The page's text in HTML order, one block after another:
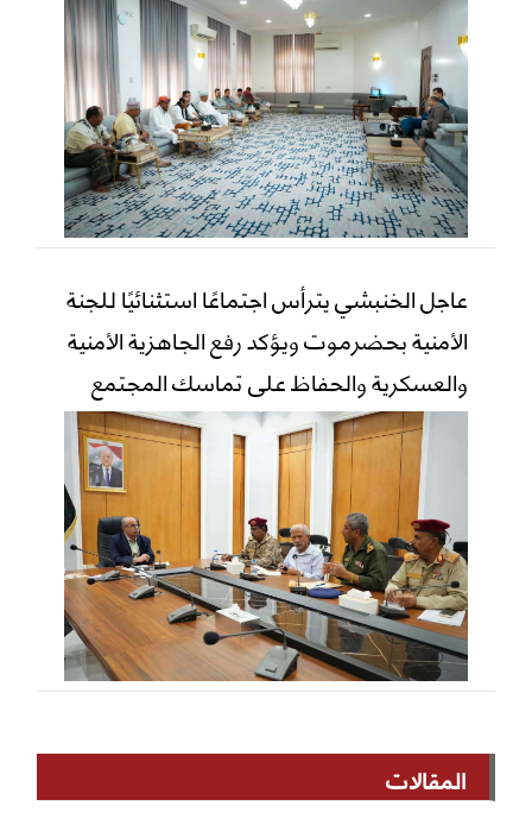
عاجل الخنبشي يترأس اجتماعًا استثنائيًا للجنة
الأمنية بحضرموت ويؤكد رفع الجاهزية الأمنية
والعسكرية والحفاظ على تماسك المجتمع
المقالات